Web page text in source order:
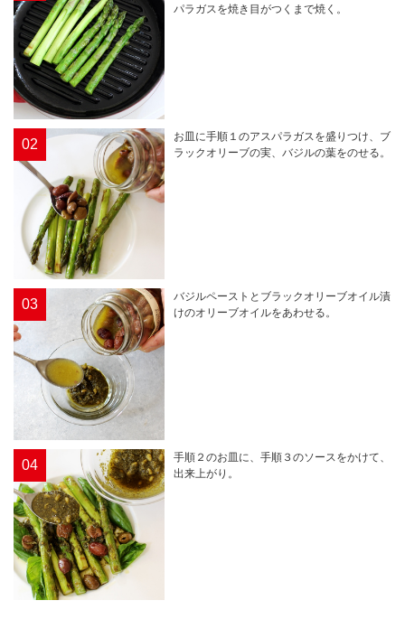
パラガスを焼き目がつくまで焼く。
02
お皿に手順１のアスパラガスを盛りつけ、ブ
ラックオリーブの実、バジルの葉をのせる。
03
バジルペーストとブラックオリーブオイル漬
けのオリーブオイルをあわせる。
04
手順２のお皿に、手順３のソースをかけて、
出来上がり。